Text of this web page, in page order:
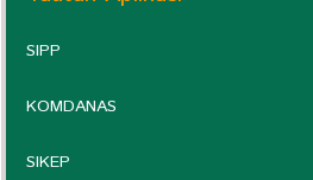
SIPP
KOMDANAS
SIKEP